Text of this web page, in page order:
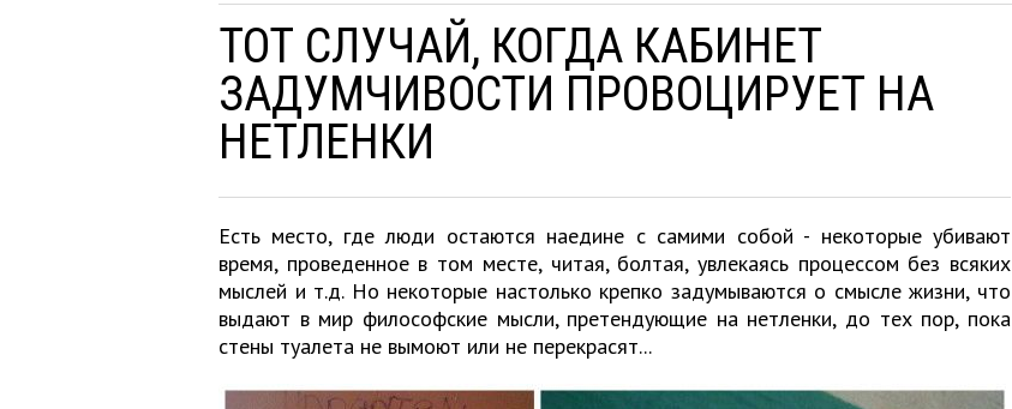
ТОТ СЛУЧАЙ, КОГДА КАБИНЕТ
ЗАДУМЧИВОСТИ ПРОВОЦИРУЕТ НА
НЕТЛЕНКИ
Есть место, где люди остаются наедине с самими собой - некоторые убивают
время, проведенное в том месте, читая, болтая, увлекаясь процессом без всяких
мыслей и т.д. Но некоторые настолько крепко задумываются о смысле жизни, что
выдают в мир философские мысли, претендующие на нетленки, до тех пор, пока
стены туалета не вымоют или не перекрасят...